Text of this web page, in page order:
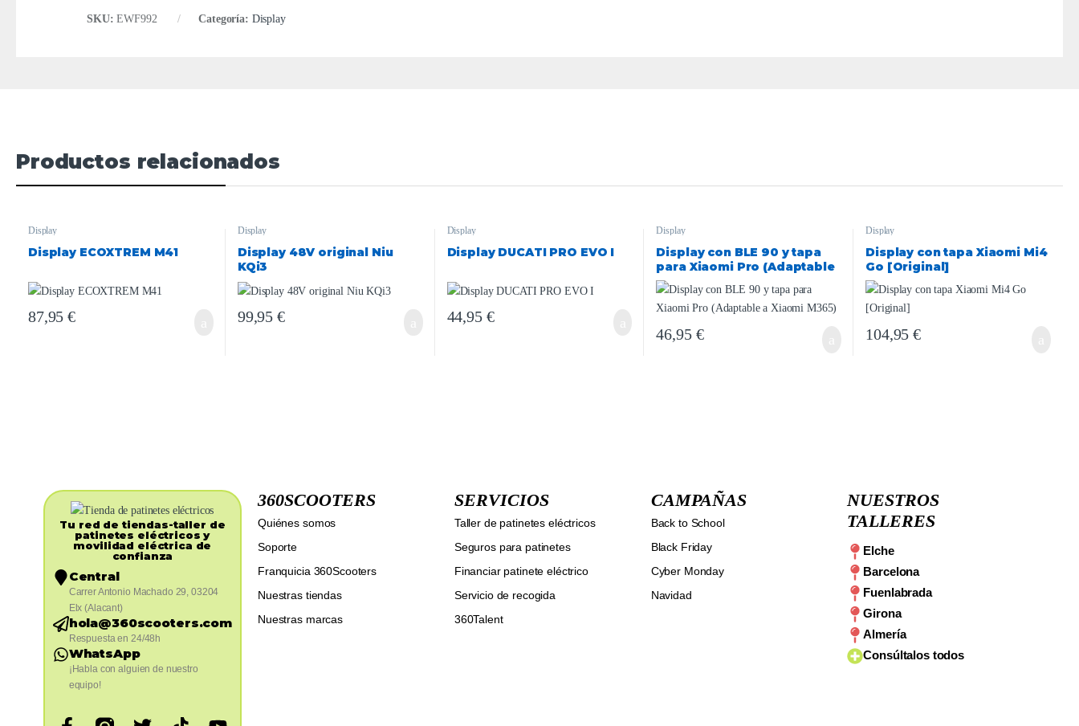
SKU:EWF992 Categoría: Display
Productos relacionados
Display
Display ECOXTREM M41
87,95€
Display
Display 48V original Niu
KQi3
99,95 €
Display
Display DUCATI PRO EVO I
44,95 €
Display
Display con BLE 90 y tapa
para Xiaomi Pro (Adaptable
a Xiaomi M365)
46,95 €
Display
Display con tapa Xiaomi Mi4
Go [Original]
104,95€
Tu red de tiendas-taller de
patinetes eléctricos y
movilidad eléctrica de
confianza​
Central
Carrer Antonio Machado 29, 03204
Elx (Alacant)
hola@360scooters.com
Respuesta en 24/48h
WhatsApp
¡Habla con alguien de nuestro
equipo!
360SCOOTERS
Quiénes somos
Soporte
Franquicia 360Scooters
Nuestras tiendas
Nuestras marcas
SERVICIOS
Taller de patinetes eléctricos
Seguros para patinetes
Financiar patinete eléctrico
Servicio de recogida
360Talent
CAMPAÑAS
Back to School
Black Friday
Cyber Monday
Navidad
NUESTROS
TALLERES
Elche
Barcelona
Fuenlabrada
Girona
Almería
Consúltalos todos